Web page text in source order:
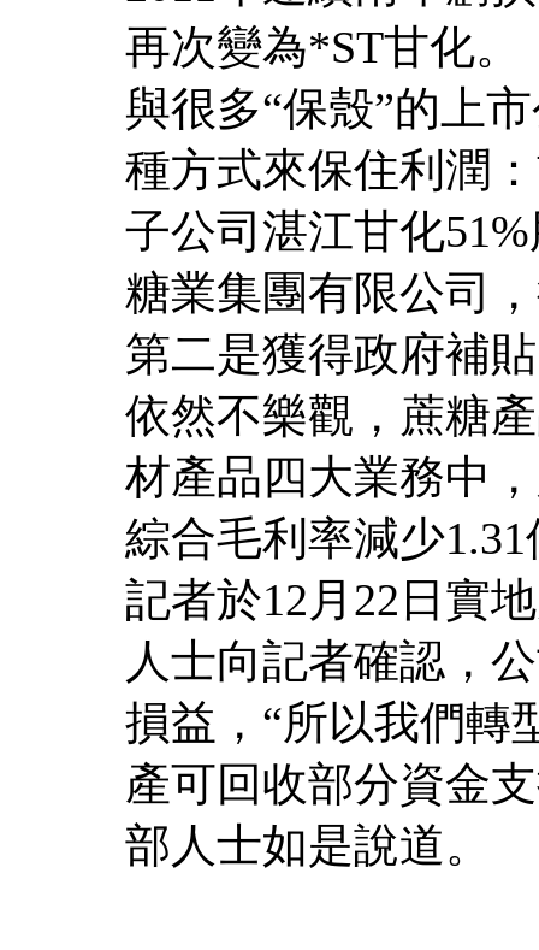
再次變為*ST甘化。
與很多“保殼”的上
種方式來保住利潤
子公司湛江甘化
糖業集團有限公司
第二是獲得政府補
依然不樂觀，蔗糖
材產品四大業務中
綜合毛利率減少
記者於12月22日實
人士向記者確認，
損益，“所以我們轉
產可回收部分資金
部人士如是說道。